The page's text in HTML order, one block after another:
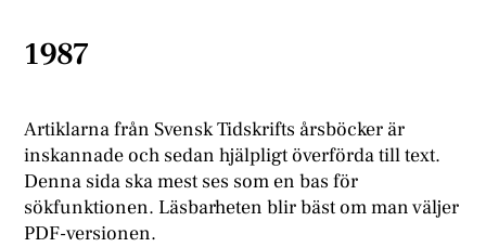
1987
Artiklarna från Svensk Tidskrifts årsböcker är
inskannade och sedan hjälpligt överförda till text.
Denna sida ska mest ses som en bas för
sökfunktionen. Läsbarheten blir bäst om man väljer
PDF-versionen.